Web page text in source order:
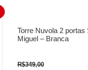
Torre Nuvola 2 portas
Miguel – Branca
R$349,00